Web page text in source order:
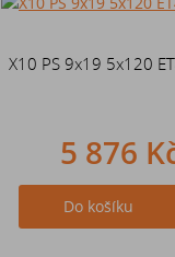
X10 PS 9x19 5x120
5 876
Do košíku